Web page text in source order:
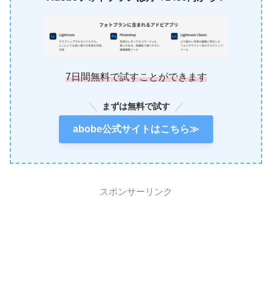
7日間無料で試すことができます
まずは無料で試す
abobe公式サイトはこちら≫
スポンサーリンク